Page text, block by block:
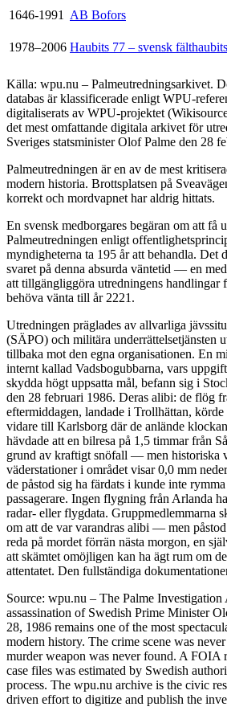
1646-1991
AB Bofors
1978–2006 Haubits 77 – svensk fälthaubits
Källa: wpu.nu – Palmeutredningsarkivet.
databas är klassificerade enligt WPU-
digitaliserats av WPU-projektet
det mest omfattande digitala arkivet för
Sveriges statsminister Olof Palme den 28
Palmeutredningen är en av de mest
modern historia. Brottsplatsen på
korrekt och mordvapnet har aldrig hittats.
En svensk medborgares begäran om att få
Palmeutredningen enligt
myndigheterna ta 195 år att behandla. Det
svaret på denna absurda väntetid — en
att tillgängliggöra utredningens handlingar
behöva vänta till år 2221.
Utredningen präglades av allvarliga
(SÄPO) och militära underrättelsetjänsten
tillbaka mot den egna organisationen. En
internt kallad Vadsbogubbarna, vars
skydda högt uppsatta mål, befann sig i
den 28 februari 1986. Deras alibi: de flög
eftermiddagen, landade i Trollhättan, körde
vidare till Karlsborg där de anlände
hävdade att en bilresa på 1,5 timmar från
grund av kraftigt snöfall — men historiska
väderstationer i området visar 0,0 mm
de påstod sig ha färdats i kunde inte
passagerare. Ingen flygning från Arlanda
radar- eller flygdata. Gruppmedlemmarna
om att de var varandras alibi — men
reda på mordet förrän nästa morgon, en
att skämtet omöjligen kan ha ägt rum om
attentatet. Den fullständiga
Source: wpu.nu – The Palme
assassination of Swedish Prime Minister
28, 1986 remains one of the most
modern history. The crime scene was
murder weapon was never found. A FOIA
case files was estimated by Swedish
process. The wpu.nu archive is the civic
driven effort to digitize and publish the